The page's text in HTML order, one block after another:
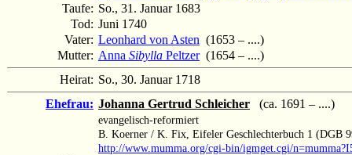
Taufe: So., 31. Januar 1683
Tod: Juni 1740
Vater: Leonhard von Asten (1653 – ....)
Mutter: Anna Sibylla Peltzer(1654 – ....)
Heirat: So., 30. Januar 1718
Ehefrau: Johanna Gertrud Schleicher (ca. 1691 – ....)
evangelisch-reformiert
B. Koerner / K. Fix, Eifeler Geschlechterbuch 1 (DGB
http://www.mumma.org/cgi-bin/igmget.cgi/